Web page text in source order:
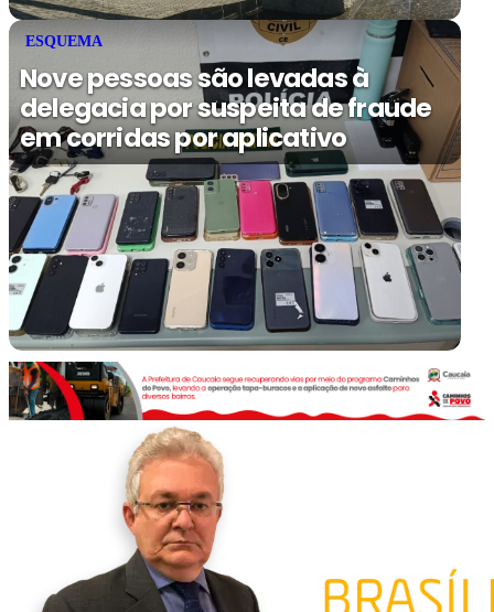
ESQUEMA
Nove pessoas são levadas à
delegacia por suspeita de fraude
em corridas por aplicativo